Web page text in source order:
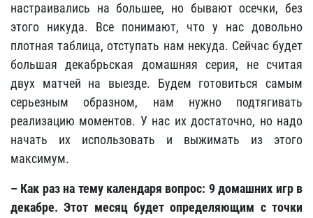
настраивались на большее, но бывают осечки, без
этого никуда. Все понимают, что у нас довольно
плотная таблица, отступать нам некуда. Сейчас будет
большая декабрьская домашняя серия, не считая
двух матчей на выезде. Будем готовиться самым
серьезным образном, нам нужно подтягивать
реализацию моментов. У нас их достаточно, но надо
начать их использовать и выжимать из этого
максимум.
– Как раз на тему календаря вопрос: 9 домашних игр в
декабре. Этот месяц будет определяющим с точки